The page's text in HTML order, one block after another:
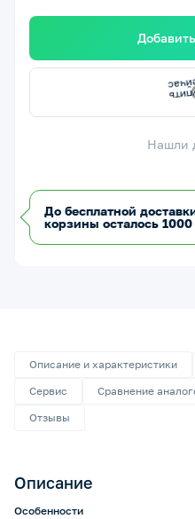
Нашли
До бесплатной
корзины осталось
Описание и характеристики
Сервис
Сравнение
Отзывы
Описание
Особенности